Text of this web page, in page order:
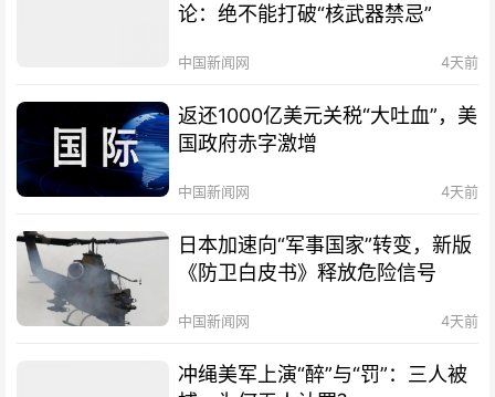
论：绝不能打破“核武器禁忌”
中国新闻网 4天前
返还1000亿美元关税“大吐血”，美
国政府赤字激增
中国新闻网 4天前
日本加速向“军事国家”转变，新版
《防卫白皮书》释放危险信号
中国新闻网 4天前
冲绳美军上演“醉”与“罚”：三人被